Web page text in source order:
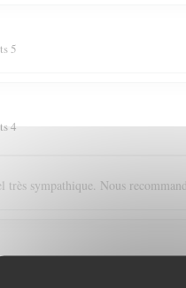
5
4
très sympathique. Nous
8